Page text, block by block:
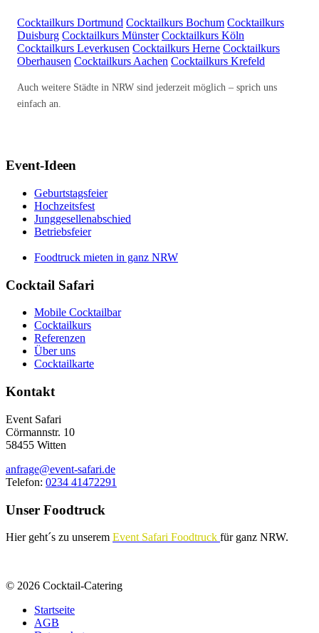
Cocktailkurs Dortmund Cocktailkurs Bochum Cocktailkurs
Duisburg Cocktailkurs Münster Cocktailkurs Köln
Cocktailkurs Leverkusen Cocktailkurs Herne Cocktailkurs
Oberhausen Cocktailkurs Aachen Cocktailkurs Krefeld
Auch weitere Städte in NRW sind jederzeit möglich – sprich uns
einfach an.
Event-Ideen
Geburtstagsfeier
Hochzeitsfest
Junggesellenabschied
Betriebsfeier
Foodtruck mieten in ganz NRW
Cocktail Safari
Mobile Cocktailbar
Cocktailkurs
Referenzen
Über uns
Cocktailkarte
Kontakt
Event Safari
Cörmannstr. 10
58455 Witten
anfrage@event-safari.de
Telefon: 0234 41472291
Unser Foodtruck
Hier geht´s zu unserem Event Safari Foodtruck für ganz NRW.
© 2026 Cocktail-Catering
Startseite
AGB